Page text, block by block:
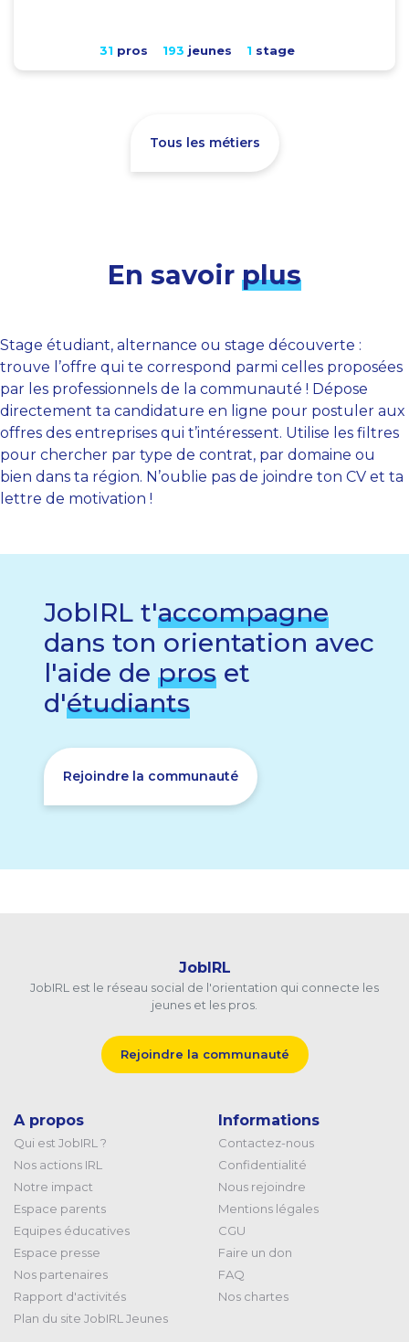
31 pros 193 jeunes 1 stage
Tous les métiers
En savoir plus
Stage étudiant, alternance ou stage découverte :
trouve l’offre qui te correspond parmi celles proposées
par les professionnels de la communauté ! Dépose
directement ta candidature en ligne pour postuler aux
offres des entreprises qui t’intéressent. Utilise les filtres
pour chercher par type de contrat, par domaine ou
bien dans ta région. N’oublie pas de joindre ton CV et ta
lettre de motivation !
JobIRL t'accompagne
dans ton orientation avec
l'aide de pros et
d'étudiants
Rejoindre la communauté
JobIRL
JobIRL est le réseau social de l'orientation qui connecte les
jeunes et les pros.
Rejoindre la communauté
A propos
Qui est JobIRL ?
Nos actions IRL
Notre impact
Espace parents
Equipes éducatives
Espace presse
Nos partenaires
Rapport d'activités
Plan du site JobIRL Jeunes
Informations
Contactez-nous
Confidentialité
Nous rejoindre
Mentions légales
CGU
Faire un don
FAQ
Nos chartes